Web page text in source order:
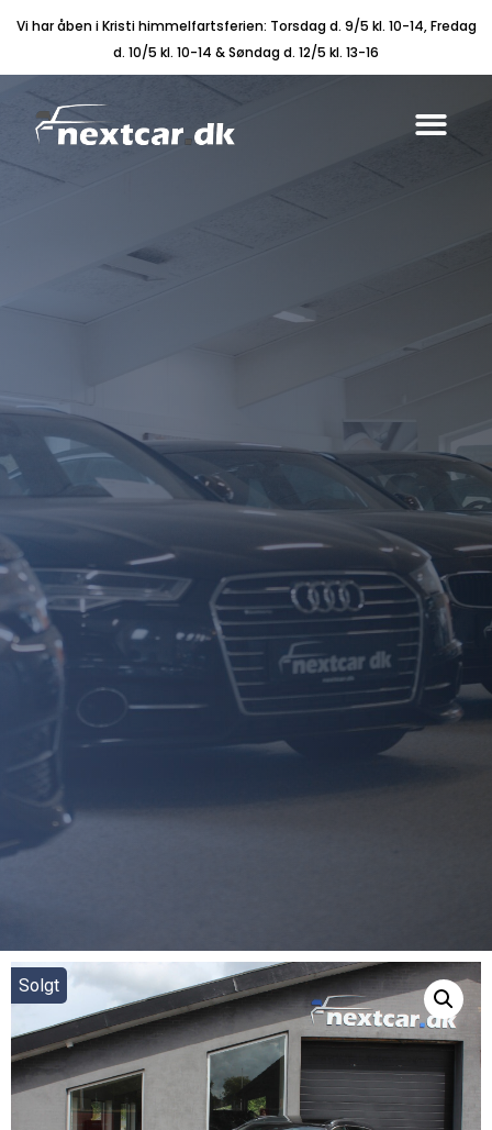
Vi har åben i Kristi himmelfartsferien: Torsdag d. 9/5 kl. 10-14, Fredag
d. 10/5 kl. 10-14 & Søndag d. 12/5 kl. 13-16
Solgt